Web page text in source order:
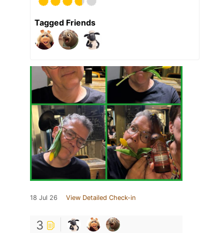
Tagged Friends
18 Jul 26 View Detailed Check-in
3